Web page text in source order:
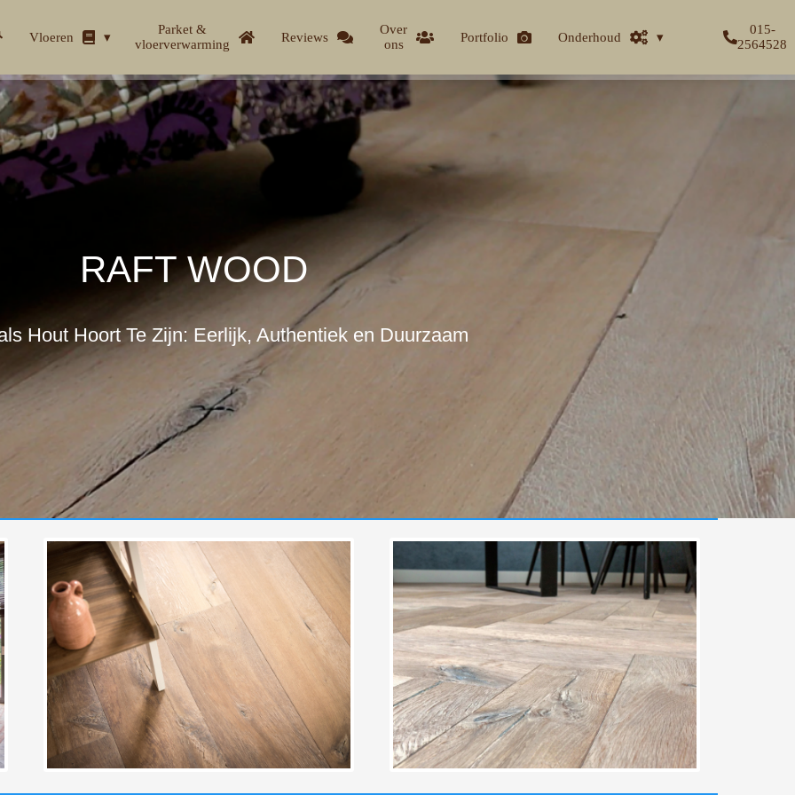
Vloeren
Parket &
vloerverwarming
Reviews
Over
ons
Portfolio Onderhoud
015-
2564528
RAFT WOOD
Hout Hoort Te Zijn: Eerlijk, Authentiek en Duurzaam